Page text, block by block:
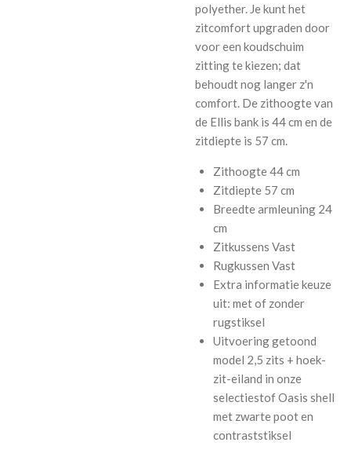
polyether. Je kunt het
zitcomfort upgraden door
voor een koudschuim
zitting te kiezen; dat
behoudt nog langer z'n
comfort. De zithoogte van
de Ellis bank is 44 cm en de
zitdiepte is 57 cm.
Zithoogte44 cm
Zitdiepte 57 cm
Breedte armleuning 24
cm
Zitkussens Vast
Rugkussen Vast
Extra informatiekeuze
uit: met of zonder
rugstiksel
Uitvoering getoond
model 2,5 zits + hoek-
zit-eiland in onze
selectiestof Oasis shell
met zwarte poot en
contraststiksel